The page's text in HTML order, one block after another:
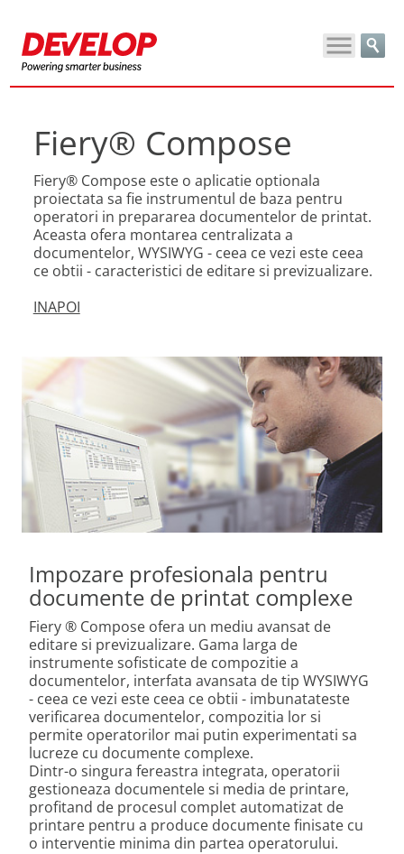
Fiery® Compose
Fiery® Compose este o aplicatie optionala
proiectata sa fie instrumentul de baza pentru
operatori in prepararea documentelor de printat.
Aceasta ofera montarea centralizata a
documentelor, WYSIWYG - ceea ce vezi este ceea
ce obtii - caracteristici de editare si previzualizare.
INAPOI
Impozare profesionala pentru
documente de printat complexe
Fiery ® Compose ofera un mediu avansat de
editare si previzualizare. Gama larga de
instrumente sofisticate de compozitie a
documentelor, interfata avansata de tip WYSIWYG
- ceea ce vezi este ceea ce obtii - imbunatateste
verificarea documentelor, compozitia lor si
permite operatorilor mai putin experimentati sa
lucreze cu documente complexe.
Dintr-o singura fereastra integrata, operatorii
gestioneaza documentele si media de printare,
profitand de procesul complet automatizat de
printare pentru a produce documente finisate cu
o interventie minima din partea operatorului.